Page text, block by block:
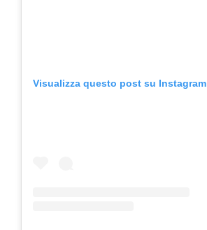
Visualizza questo post su Instagram